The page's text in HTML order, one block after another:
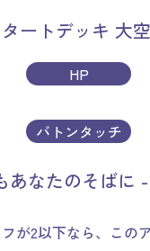
ートデッキ 大
HP
バトンタッチ
あなたのそば
が2以下なら、この